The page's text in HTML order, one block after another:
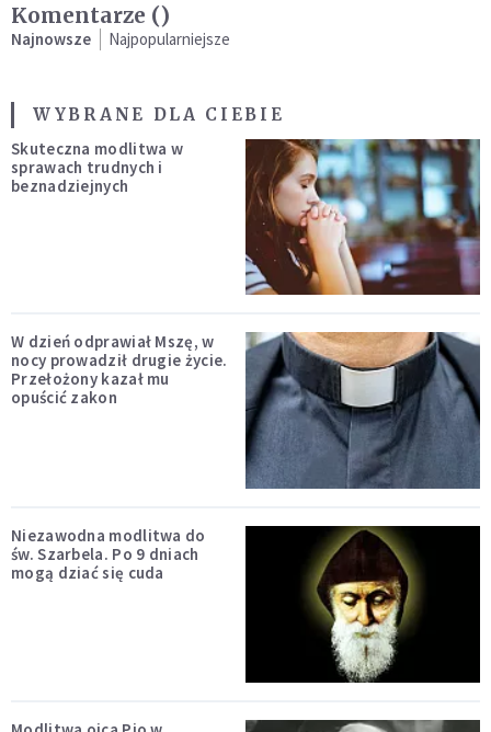
Komentarze ()
Najnowsze Najpopularniejsze
WYBRANE DLA CIEBIE
Skuteczna modlitwa w
sprawach trudnych i
beznadziejnych
W dzień odprawiał Mszę, w
nocy prowadził drugie życie.
Przełożony kazał mu
opuścić zakon
Niezawodna modlitwa do
św. Szarbela. Po 9 dniach
mogą dziać się cuda